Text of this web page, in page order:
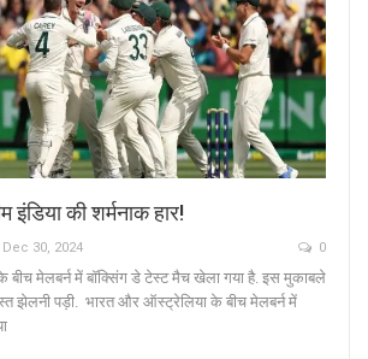
इंडिया की शर्मनाक हार!
Dec 30, 2024 0
मेलबर्न में बॉक्स‍िंग डे टेस्ट मैच खेला गया है. इस मुकाबले
झेलनी पड़ी. भारत और ऑस्ट्रेलिया के बीच मेलबर्न में